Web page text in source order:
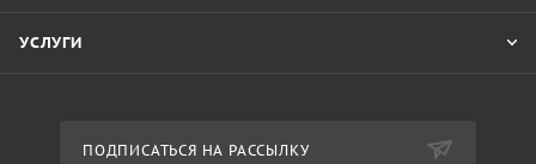
УСЛУГИ
ПОДПИСАТЬСЯ НА РАССЫЛКУ